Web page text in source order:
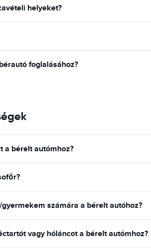
helyeket?
foglalásához?
a bérelt autómhoz?
számára a bérelt autóhoz?
vagy hóláncot a bérelt autómhoz?